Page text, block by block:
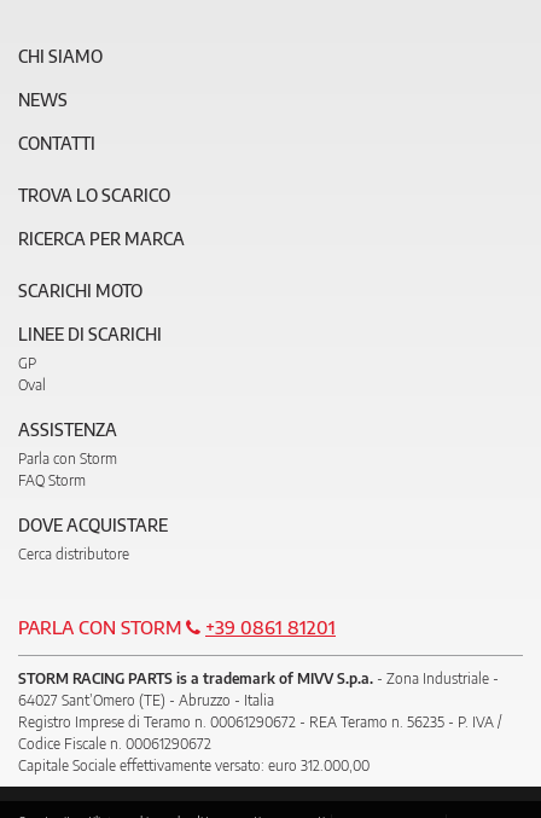
CHI SIAMO
NEWS
CONTATTI
TROVA LO SCARICO
RICERCA PER MARCA
SCARICHI MOTO
LINEE DI SCARICHI
GP
Oval
ASSISTENZA
Parla con Storm
FAQ Storm
DOVE ACQUISTARE
Cerca distributore
PARLA CON STORM +39 0861 81201
STORM RACING PARTS is a trademark of MIVV S.p.a. - Zona Industriale -
64027 Sant’Omero (TE) - Abruzzo - Italia
Registro Imprese di Teramo n. 00061290672 - REA Teramo n. 56235 - P. IVA /
Codice Fiscale n. 00061290672
Capitale Sociale effettivamente versato: euro 312.000,00